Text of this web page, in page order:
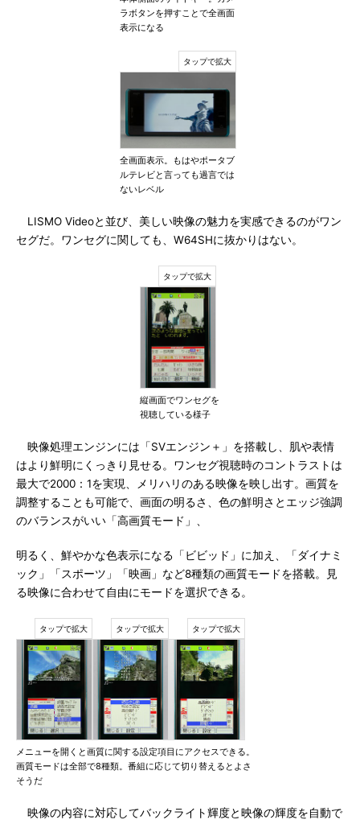
ラボタンを押すことで全画面
表示になる
全画面表示。もはやポータブ
ルテレビと言っても過言では
ないレベル
LISMO Videoと並び、美しい映像の魅力を実感できるのがワン
セグだ。ワンセグに関しても、W64SHに抜かりはない。
縦画面でワンセグを
視聴している様子
映像処理エンジンには「SVエンジン＋」を搭載し、肌や表情
はより鮮明にくっきり見せる。ワンセグ視聴時のコントラストは
最大で2000：1を実現、メリハリのある映像を映し出す。画質を
調整することも可能で、画面の明るさ、色の鮮明さとエッジ強調
のバランスがいい「高画質モード」、
明るく、鮮やかな色表示になる「ビビッド」に加え、「ダイナミ
ック」「スポーツ」「映画」など8種類の画質モードを搭載。見
る映像に合わせて自由にモードを選択できる。
メニューを開くと画質に関する設定項目にアクセスできる。
画質モードは全部で8種類。番組に応じて切り替えるとよさ
そうだ
映像の内容に対応してバックライト輝度と映像の輝度を自動で